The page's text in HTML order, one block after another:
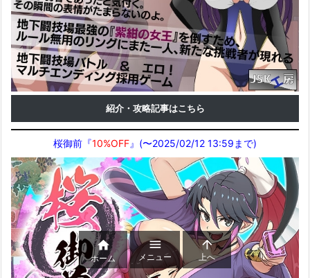
紹介・攻略記事はこちら
桜御前『10%OFF』(〜2025/02/12 13:59まで)

ホーム

メニュー

上へ